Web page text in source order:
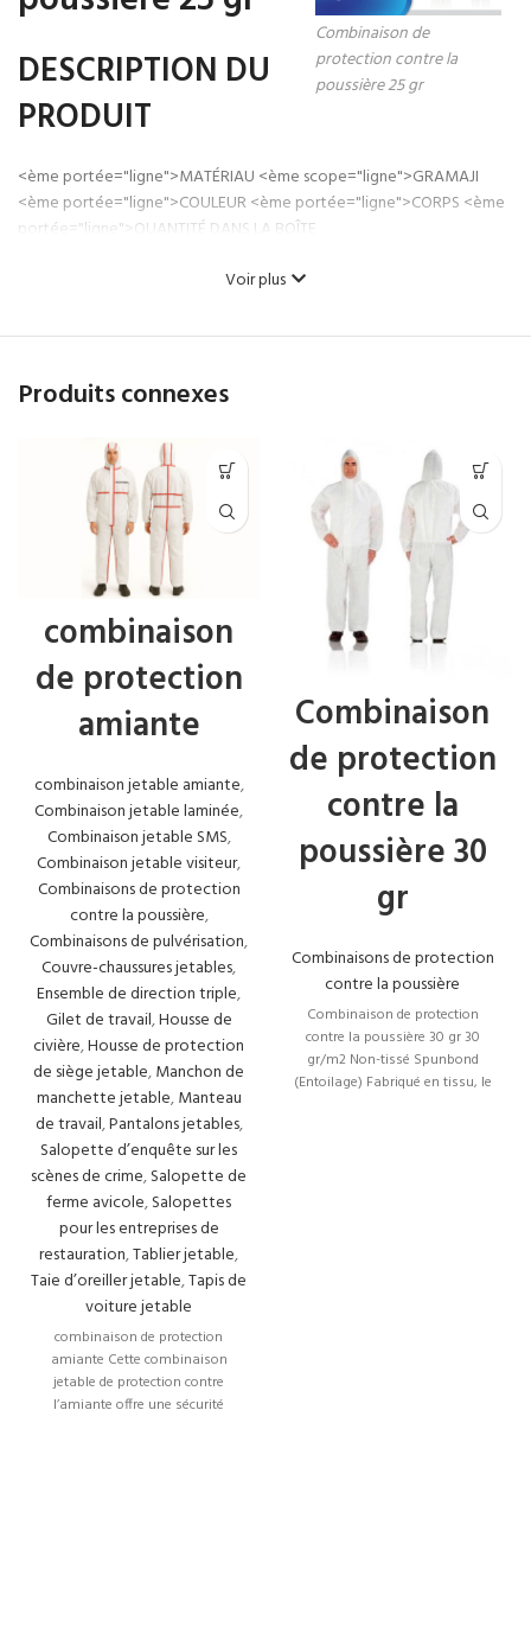
Combinaison de
protection contre la
poussière 25 gr
DESCRIPTION DU
PRODUIT
<ème portée="ligne">MATÉRIAU <ème scope="ligne">GRAMAJI
<ème portée="ligne">COULEUR <ème portée="ligne">CORPS <ème
portée="ligne">QUANTITÉ DANS LA BOÎTE
ans
DÉFINITION DU
MODÈLE
jetable
CARACTÉRISTIQUE
DU PRODUIT
:
Fabriqué en tissu 25gr/m2, le
bord de la capuche, la taille,
la jambe et la manche sont
élastiques, le devant dispose
d’une fermeture éclair
une mise et un retrait
confortables, le capuchon
de fermeture éclair est
verrouillé et ne s’ouvre pas
automatiquement. La
fermeture éclair est tapotée
FABRIC FEATURE :
Il est perméable à l’air,
hydrofuge, ignifuge,
de bactéries, léger et doux. Il
est généralement utilisé
comme salopette
Non-tissé
Spunbond
(
Entoilage
)
M. LADY :
Epaisseur :
blanc
Voir plus
Produits connexes
combinaison
de protection
amiante
combinaison jetable amiante,
Combinaison jetable laminée,
Combinaison jetable SMS,
Combinaison jetable visiteur,
Combinaisons de protection
contre la poussière,
Combinaisons de pulvérisation,
Couvre-chaussures jetables,
Ensemble de direction triple,
Gilet de travail,Housse de
civière,Housse de protection
de siège jetable,Manchon de
manchette jetable,Manteau
de travail,Pantalons jetables,
Salopette d’enquête sur les
scènes de crime,Salopette de
ferme avicole,Salopettes
pour les entreprises de
restauration,Tablier jetable,
Taie d’oreiller jetable,Tapis de
voiture jetable
combinaison de protection
amiante Cette combinaison
jetable de protection contre
l’amiante offre une sécurité
Combinaison
de protection
contre la
poussière 30
gr
Combinaisons de protection
contre la poussière
Combinaison de protection
contre la poussière 30 gr 30
gr/m2 Non-tissé Spunbond
(Entoilage) Fabriqué en tissu, le